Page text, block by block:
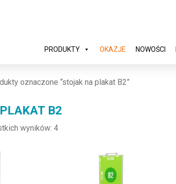
PRODUKTY OKAZJE NOWOŚCI
oznaczone “stojak na plakat B2”
B2
wyników: 4